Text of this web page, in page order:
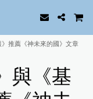
推薦《神未來的國》文章
與《基